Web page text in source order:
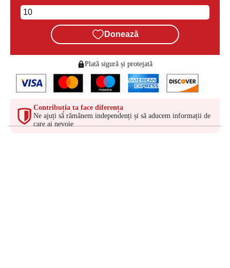
Donează
Plată sigură și protejată
Contribuția ta face diferența
Ne ajuți să rămânem independenți și să aducem informații de
care ai nevoie